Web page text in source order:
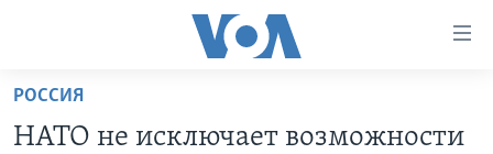
Перейти
основной
РОССИЯ
НАТО не исключает возможности